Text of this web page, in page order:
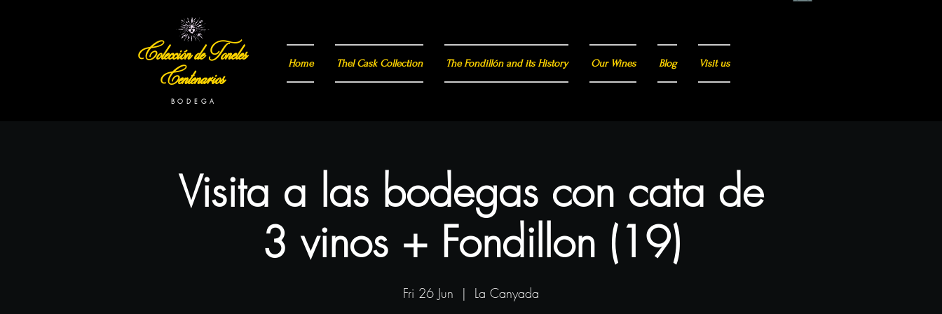
Visita a las bodegas con cata de
3 vinos + Fondillon (19)
Fri 26 Jun
  |
La Canyada
Colección de Toneles
Centenarios Home Thel Cask Collection The Fondillón and its History Our Wines Blog Visit us
B O D E G A